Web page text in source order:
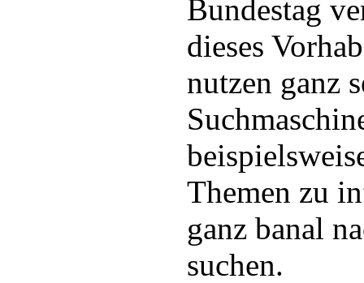
Bundestag
dieses
nutzen ganz
Themen zu
ganz banal
suchen.